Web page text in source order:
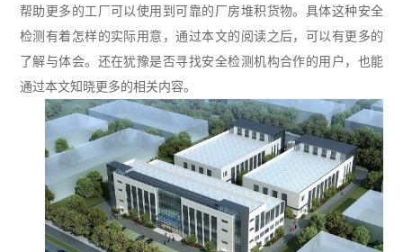
帮助更多的工厂可以使用到可靠的厂房堆积货物。具体这种安全
检测有着怎样的实际用意，通过本文的阅读之后，可以有更多的
了解与体会。还在犹豫是否寻找安全检测机构合作的用户，也能
通过本文知晓更多的相关内容。